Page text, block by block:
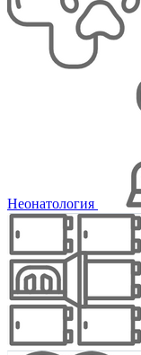
Неонатология